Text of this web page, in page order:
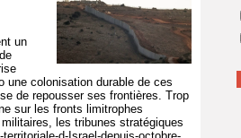
un
une colonisation durable de ces
de repousser ses frontières. Trop
sur les fronts limitrophes
les tribunes stratégiques